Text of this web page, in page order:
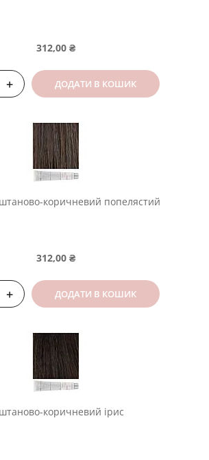
312,00 ₴
+ ДОДАТИ В КОШИК
коричневий попелястий
312,00 ₴
+ ДОДАТИ В КОШИК
коричневий ірис